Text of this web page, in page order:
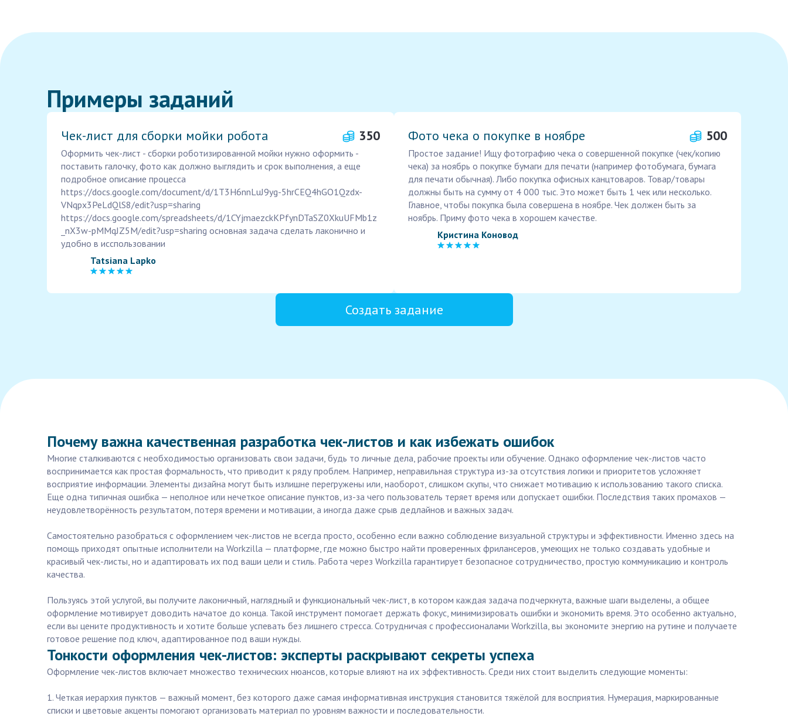
Примеры заданий
Чек-лист для сборки мойки робота 350
Оформить чек-лист - сборки роботизированной мойки нужно оформить -
поставить галочку, фото как должно выглядить и срок выполнения, а еще
подробное описание процесса
https://docs.google.com/document/d/1T3H6nnLuJ9yg-5hrCEQ4hGO1Qzdx-
VNqpx3PeLdQlS8/edit?usp=sharing
https://docs.google.com/spreadsheets/d/1CYjmaezckKPfynDTaSZ0XkuUFMb1z
_nX3w-pMMqJZ5M/edit?usp=sharing основная задача сделать лаконично и
удобно в исспользовании
Tatsiana Lapko
Фото чека о покупке в ноябре 500
Простое задание! Ищу фотографию чека о совершенной покупке (чек/копию
чека) за ноябрь о покупке бумаги для печати (например фотобумага, бумага
для печати обычная). Либо покупка офисных канцтоваров. Товар/товары
должны быть на сумму от 4 000 тыс. Это может быть 1 чек или несколько.
Главное, чтобы покупка была совершена в ноябре. Чек должен быть за
ноябрь. Приму фото чека в хорошем качестве.
Кристина Коновод
Создать задание
Почему важна качественная разработка чек-листов и как избежать ошибок
Многие сталкиваются с необходимостью организовать свои задачи, будь то личные дела, рабочие проекты или обучение. Однако оформление чек-листов часто
воспринимается как простая формальность, что приводит к ряду проблем. Например, неправильная структура из-за отсутствия логики и приоритетов усложняет
восприятие информации. Элементы дизайна могут быть излишне перегружены или, наоборот, слишком скупы, что снижает мотивацию к использованию такого списка.
Еще одна типичная ошибка — неполное или нечеткое описание пунктов, из-за чего пользователь теряет время или допускает ошибки. Последствия таких промахов —
неудовлетворённость результатом, потеря времени и мотивации, а иногда даже срыв дедлайнов и важных задач.
Самостоятельно разобраться с оформлением чек-листов не всегда просто, особенно если важно соблюдение визуальной структуры и эффективности. Именно здесь на
помощь приходят опытные исполнители на Workzilla — платформе, где можно быстро найти проверенных фрилансеров, умеющих не только создавать удобные и
красивый чек-листы, но и адаптировать их под ваши цели и стиль. Работа через Workzilla гарантирует безопасное сотрудничество, простую коммуникацию и контроль
качества.
Пользуясь этой услугой, вы получите лаконичный, наглядный и функциональный чек-лист, в котором каждая задача подчеркнута, важные шаги выделены, а общее
оформление мотивирует доводить начатое до конца. Такой инструмент помогает держать фокус, минимизировать ошибки и экономить время. Это особенно актуально,
если вы цените продуктивность и хотите больше успевать без лишнего стресса. Сотрудничая с профессионалами Workzilla, вы экономите энергию на рутине и получаете
готовое решение под ключ, адаптированное под ваши нужды.
Тонкости оформления чек-листов: эксперты раскрывают секреты успеха
Оформление чек-листов включает множество технических нюансов, которые влияют на их эффективность. Среди них стоит выделить следующие моменты:
1. Четкая иерархия пунктов — важный момент, без которого даже самая информативная инструкция становится тяжёлой для восприятия. Нумерация, маркированные
списки и цветовые акценты помогают организовать материал по уровням важности и последовательности.